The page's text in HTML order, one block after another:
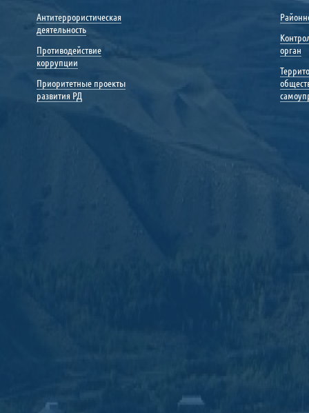
Антитеррористическая
деятельность
Противодействие
коррупции
Приоритетные проекты
развития РД
орган